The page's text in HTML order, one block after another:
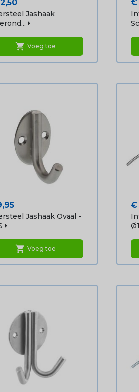
Jashaak
shopping_cart Voeg toe
€
Jashaak Ovaal -
shopping_cart Voeg toe
€